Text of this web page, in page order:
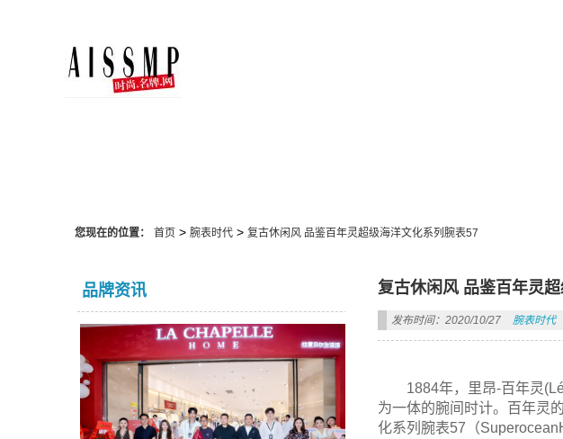
您现在的位置： 首页> 腕表时代> 复古休闲风 品鉴百年灵超级海洋文化系列腕表57
品牌资讯 复古休闲风 品鉴百年灵
发布时间：2020/10/27 腕表时代
1884年，里昂-百年灵
为一体的腕间时计。百年灵
化系列腕表57（